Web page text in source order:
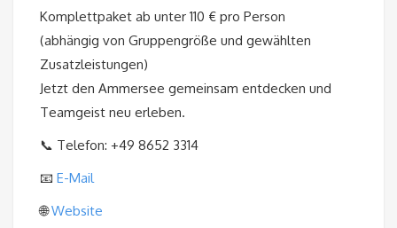
Komplettpaket ab unter 110 € pro Person
(abhängig von Gruppengröße und gewählten
Zusatzleistungen)
Jetzt den Ammersee gemeinsam entdecken und
Teamgeist neu erleben.
📞 Telefon: +49 8652 3314
📧 E-Mail
🌐Website